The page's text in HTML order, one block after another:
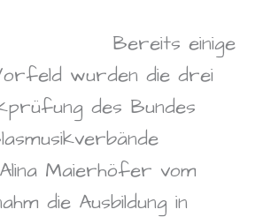
Bereits einige
wurden die drei
des Bundes
Maierhöfer vom
die Ausbildung in